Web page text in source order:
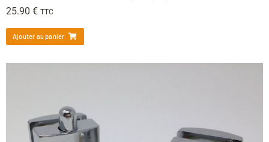
25.90 € TTC
Ajouter au panier